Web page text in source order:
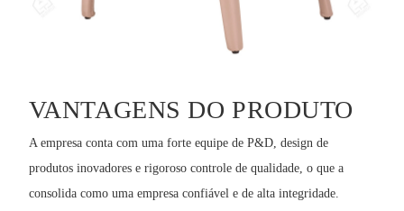
VANTAGENS DO PRODUTO
A empresa conta com uma forte equipe de P&D, design de
produtos inovadores e rigoroso controle de qualidade, o que a
consolida como uma empresa confiável e de alta integridade.